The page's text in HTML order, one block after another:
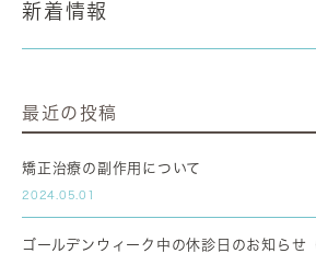
新着情報
最近の投稿
矯正治療の副作用について
2024.05.01
ゴールデンウィーク中の休診日のお知ら